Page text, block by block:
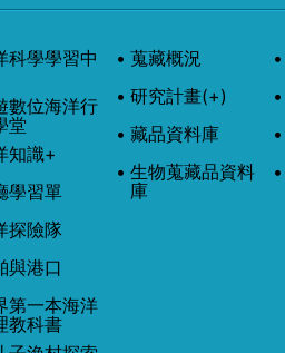
科學學習中
數位海洋行
堂
知識+
學習單
探險隊
與港口
第一本海洋
教科書
蒐藏概況
研究計畫(+)
藏品資料庫
生物蒐藏品資料
庫